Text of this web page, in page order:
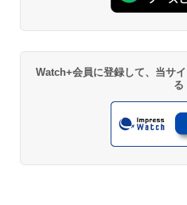
Watch+会員に登録して、当サ
る